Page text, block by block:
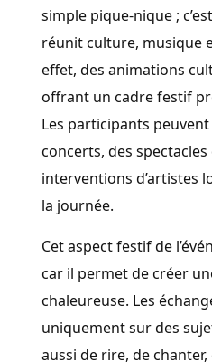
simple pique-nique ;
réunit culture, musique
effet, des animations
offrant un cadre festif
Les participants
concerts, des
interventions d’artistes
la journée.
Cet aspect festif de
car il permet de créer
chaleureuse. Les
uniquement sur des
aussi de rire, de